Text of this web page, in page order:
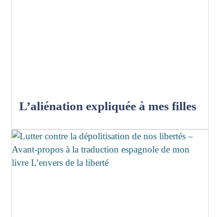
L’aliénation expliquée à mes filles